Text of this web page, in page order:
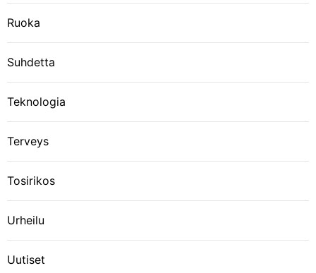
Ruoka
Suhdetta
Teknologia
Terveys
Tosirikos
Urheilu
Uutiset